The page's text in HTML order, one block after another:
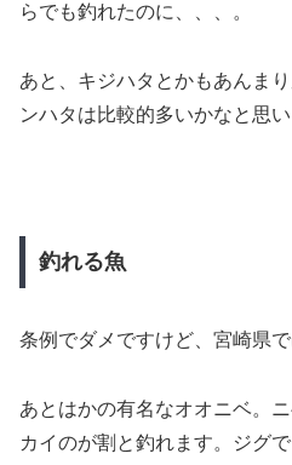
らでも釣れたのに、、、。
あと、キジハタとかもあんま
ンハタは比較的多いかなと思い
釣れる魚
条例でダメですけど、宮崎県
あとはかの有名なオオニベ。
カイのが割と釣れます。ジグ